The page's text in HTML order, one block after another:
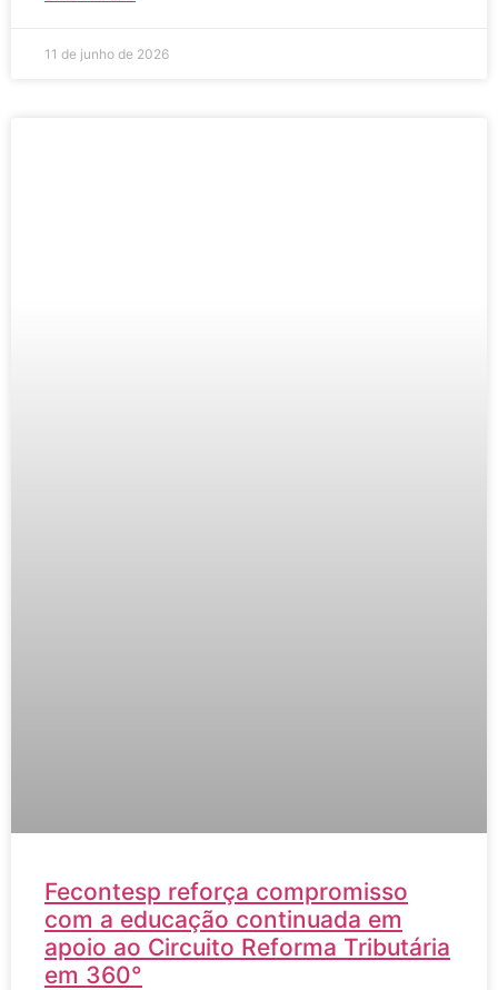
11 de junho de 2026
Fecontesp reforça compromisso
com a educação continuada em
apoio ao Circuito Reforma Tributária
em 360°